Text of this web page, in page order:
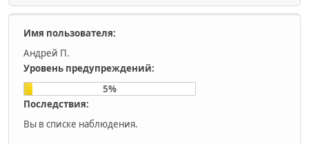
Имя пользователя:
Андрей П.
Уровень предупреждений:
5%
Последствия:
Вы в списке наблюдения.